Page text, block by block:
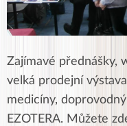
Zajímavé přednášky,
velká prodejní
medicíny,
EZOTERA. Můžete